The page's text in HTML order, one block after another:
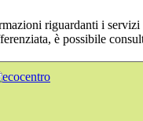
riguardanti i servizi
è possibile